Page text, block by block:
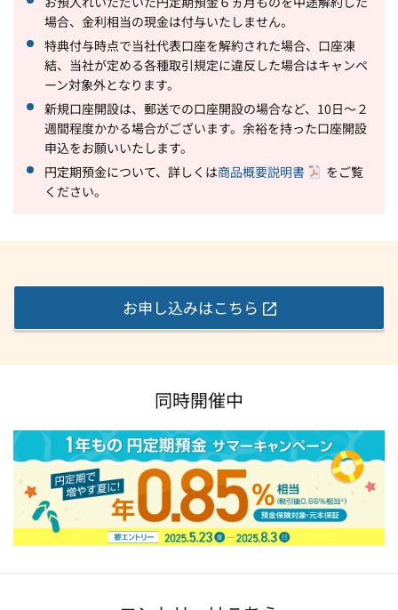
場合、金利相当の現金は付与いたしません。
特典付与時点で当社代表口座を解約された場合、口座凍
結、当社が定める各種取引規定に違反した場合はキャンペ
ーン対象外となります。
新規口座開設は、郵送での口座開設の場合など、10日～２
週間程度かかる場合がございます。余裕を持った口座開設
申込をお願いいたします。
円定期預金について、詳しくは商品概要説明書
をご覧
ください。
お申し込みはこちら
同時開催中